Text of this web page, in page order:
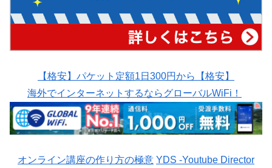
【格安】パケット定額1日300円から【格安】
海外でインターネットするならグローバルWiFi！
オンライン講座の作り方の極意 YDS -Youtube Director